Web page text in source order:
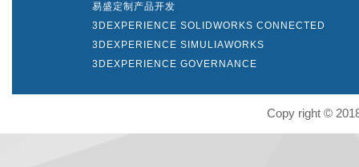
易盛定制产品开发
3DEXPERIENCE SOLIDWORKS CONNECTED
3DEXPERIENCE SIMULIAWORKS
3DEXPERIENCE GOVERNANCE
Copy right ©